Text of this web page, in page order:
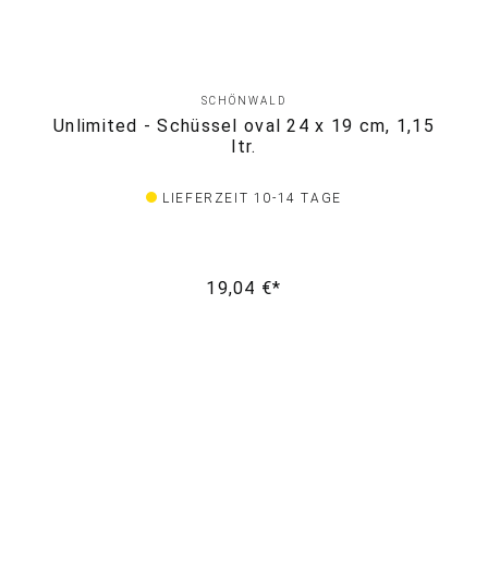
SCHÖNWALD
Unlimited - Schüssel oval 24 x 19 cm, 1,15
ltr.
LIEFERZEIT 10-14 TAGE
19,04 €*